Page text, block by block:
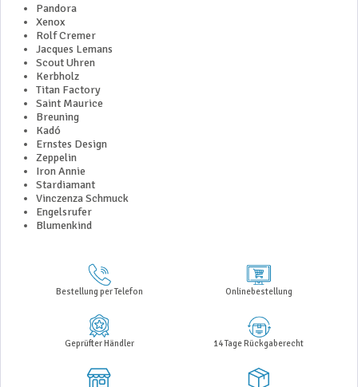
Pandora
Xenox
Rolf Cremer
Jacques Lemans
Scout Uhren
Kerbholz
Titan Factory
Saint Maurice
Breuning
Kadó
Ernstes Design
Zeppelin
Iron Annie
Stardiamant
Vinczenza Schmuck
Engelsrufer
Blumenkind
Bestellung per Telefon Onlinebestellung
Geprüfter Händler 14 Tage Rückgaberecht